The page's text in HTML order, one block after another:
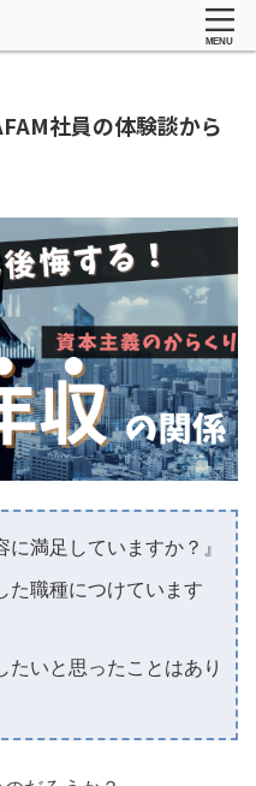
社員の体験談から
に満足していますか？』
た職種につけています
たいと思ったことはあり